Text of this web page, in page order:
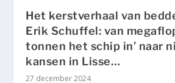
Het kerstverhaal van
Erik Schuffel: van
tonnen het schip in’ naar
kansen in Lisse…
27 december 2024